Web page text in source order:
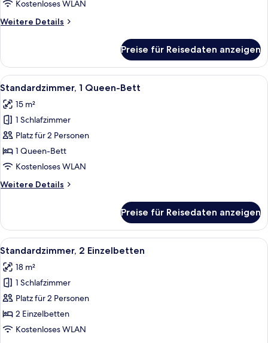
Kostenloses WLAN
Weitere Details
Weitere
1 King-
Bett
Preise für Reisedaten anzeigen
Alle
Fotos
für
Standardzimmer,
1
Queen-
Bett
Ein Hotelzimmer mit einem Bett,
7
Standardzimmer, 1 Queen-Bett
15 m²
1 Schlafzimmer
Platz für 2 Personen
1 Queen-Bett
Kostenloses WLAN
Weitere Details
Weitere
1
Queen-
Bett
Preise für Reisedaten anzeigen
Alle
Fotos
für
Standardzimmer,
2 Einzelbetten
anzeigen
Ein Hotelzimmer mit zwei Betten,
6
Standardzimmer, 2 Einzelbetten
18 m²
1 Schlafzimmer
Platz für 2 Personen
2 Einzelbetten
Kostenloses WLAN